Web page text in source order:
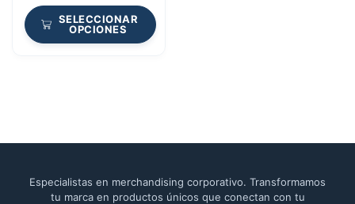
SELECCIONAR
OPCIONES
Especialistas en merchandising corporativo. Transformamos
tu marca en productos únicos que conectan con tu